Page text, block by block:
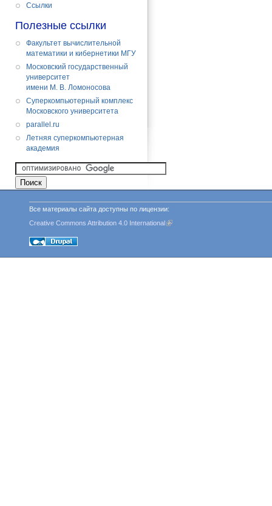
Cсылки
Полезные ссылки
Факультет вычислительной
математики и кибернетики МГУ
Московский государственный
университет
имени М. В. Ломоносова
Суперкомпьютерный комплекс
Московского университета
parallel.ru
Летняя суперкомпьютерная
академия
Все материалы сайта доступны по лицензии:
Creative Commons Attribution 4.0 International